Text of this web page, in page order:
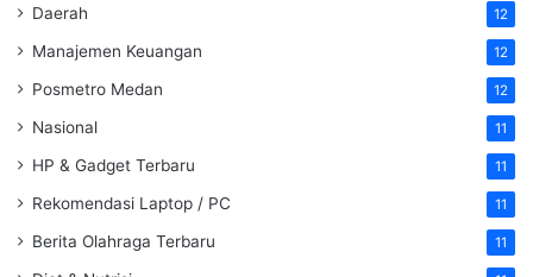
Daerah 12
Manajemen Keuangan 12
Posmetro Medan 12
Nasional 11
HP & Gadget Terbaru 11
Rekomendasi Laptop / PC 11
Berita Olahraga Terbaru 11